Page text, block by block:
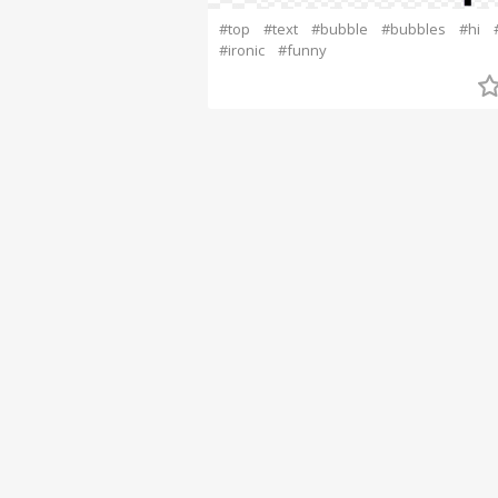
#top #text #bubble #bubbles #hi
#ironic
#funny